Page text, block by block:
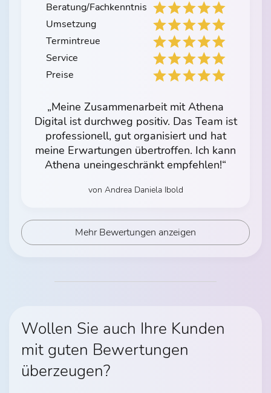
Beratung/Fachkenntnis
Umsetzung
Termintreue
Service
Preise
„Meine Zusammenarbeit mit Athena
Digital ist durchweg positiv. Das Team ist
professionell, gut organisiert und hat
meine Erwartungen übertroffen. Ich kann
Athena uneingeschränkt empfehlen!“
von Andrea Daniela Ibold
Mehr Bewertungen anzeigen
Wollen Sie auch Ihre Kunden
mit guten Bewertungen
überzeugen?